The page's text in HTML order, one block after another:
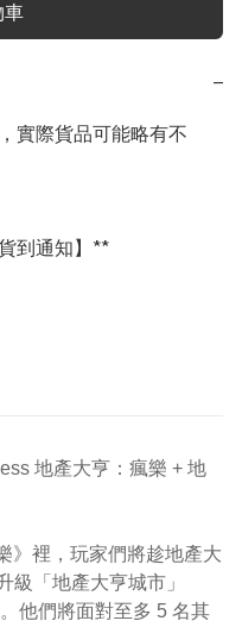
車
−
實際貨品可能略有不
到通知】**
地產大亨：瘋樂 + 地
》裡，玩家們將趁地產大
級「地產大亨城市」
他們將面對至多 5 名其